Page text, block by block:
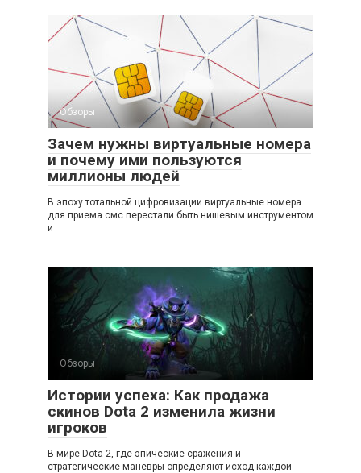
Обзоры
Зачем нужны виртуальные номера
и почему ими пользуются
миллионы людей
В эпоху тотальной цифровизации виртуальные номера
для приема смс перестали быть нишевым инструментом
и
Обзоры
Истории успеха: Как продажа
скинов Dota 2 изменила жизни
игроков
В мире Dota 2, где эпические сражения и
стратегические маневры определяют исход каждой